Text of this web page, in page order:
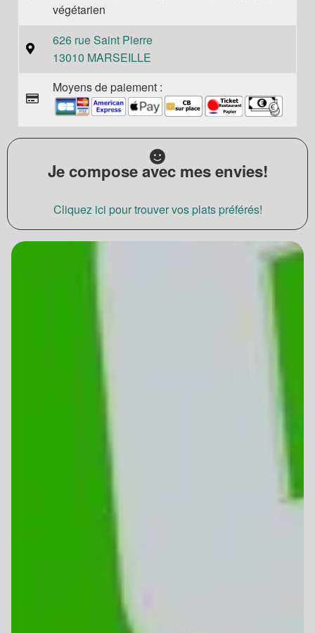
végétarien
626 rue Saint Pierre
13010 MARSEILLE
Moyens de paiement :
Je compose avec mes envies!
Cliquez ici pour trouver vos plats préférés!